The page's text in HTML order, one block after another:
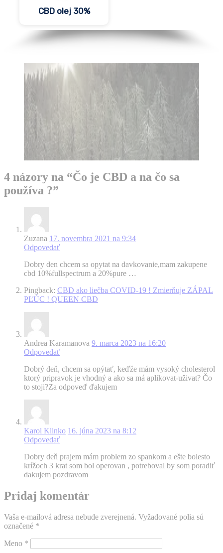
CBD olej 30%
4 názory na “Čo je CBD a na čo sa
používa ?”
Zuzana 17. novembra 2021 na 9:34
Odpovedať
Dobry den chcem sa opytat na davkovanie,mam zakupene
cbd 10%fullspectrum a 20%pure …
Pingback: CBD ako liečba COVID-19 ! Zmierňuje ZÁPAL
PĽÚC ! QUEEN CBD
Andrea Karamanova 9. marca 2023 na 16:20
Odpovedať
Dobrý deň, chcem sa opýtať, keďže mám vysoký cholesterol
ktorý pripravok je vhodný a ako sa má aplikovat-uživat? Čo
to stoji?Za odpoveď ďakujem
Karol Klinko 16. júna 2023 na 8:12
Odpovedať
Dobry deň prajem mám problem zo spankom a ešte bolesto
krížoch 3 krat som bol operovan , potreboval by som poradiť
dakujem pozdravom
Pridaj komentár
Vaša e-mailová adresa nebude zverejnená. Vyžadované polia sú
označené *
Meno *